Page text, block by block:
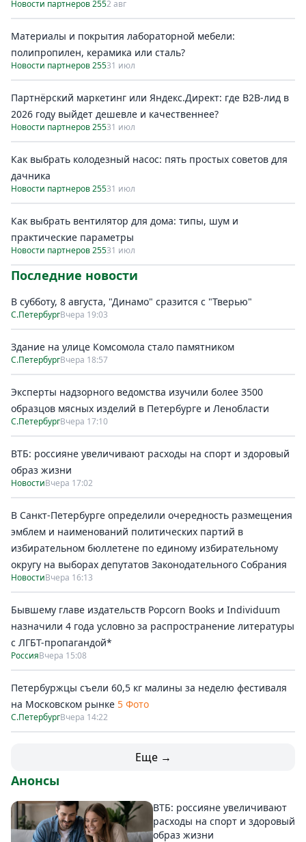
Новости партнеров 2552 авг
Материалы и покрытия лабораторной мебели:
полипропилен, керамика или сталь?
Новости партнеров 25531 июл
Партнёрский маркетинг или Яндекс.Директ: где B2B-лид в
2026 году выйдет дешевле и качественнее?
Новости партнеров 25531 июл
Как выбрать колодезный насос: пять простых советов для
дачника
Новости партнеров 25531 июл
Как выбрать вентилятор для дома: типы, шум и
практические параметры
Новости партнеров 25531 июл
Последние новости
В субботу, 8 августа, "Динамо" сразится с "Тверью"
С.ПетербургВчера 19:03
Здание на улице Комсомола стало памятником
С.ПетербургВчера 18:57
Эксперты надзорного ведомства изучили более 3500
образцов мясных изделий в Петербурге и Ленобласти
С.ПетербургВчера 17:10
ВТБ: россияне увеличивают расходы на спорт и здоровый
образ жизни
НовостиВчера 17:02
В Санкт-Петербурге определили очередность размещения
эмблем и наименований политических партий в
избирательном бюллетене по единому избирательному
округу на выборах депутатов Законодательного Собрания
НовостиВчера 16:13
Бывшему главе издательств Popcorn Books и Individuum
назначили 4 года условно за распространение литературы
с ЛГБТ-пропагандой*
РоссияВчера 15:08
Петербуржцы съели 60,5 кг малины за неделю фестиваля
на Московском рынке 5 Фото
С.ПетербургВчера 14:22
Еще →
Анонсы
ВТБ: россияне увеличивают
расходы на спорт и здоровый
образ жизни